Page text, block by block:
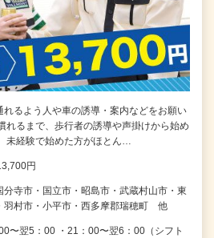
れるよう人や車の誘導・案内などをお願い
れるまで、歩行者の誘導や声掛けから始め
未経験で始めた方がほとん…
円
分寺市・国立市・昭島市・武蔵村山市・東
羽村市・小平市・西多摩郡瑞穂町 他
〜翌5：00 ・21：00〜翌6：00（シフト